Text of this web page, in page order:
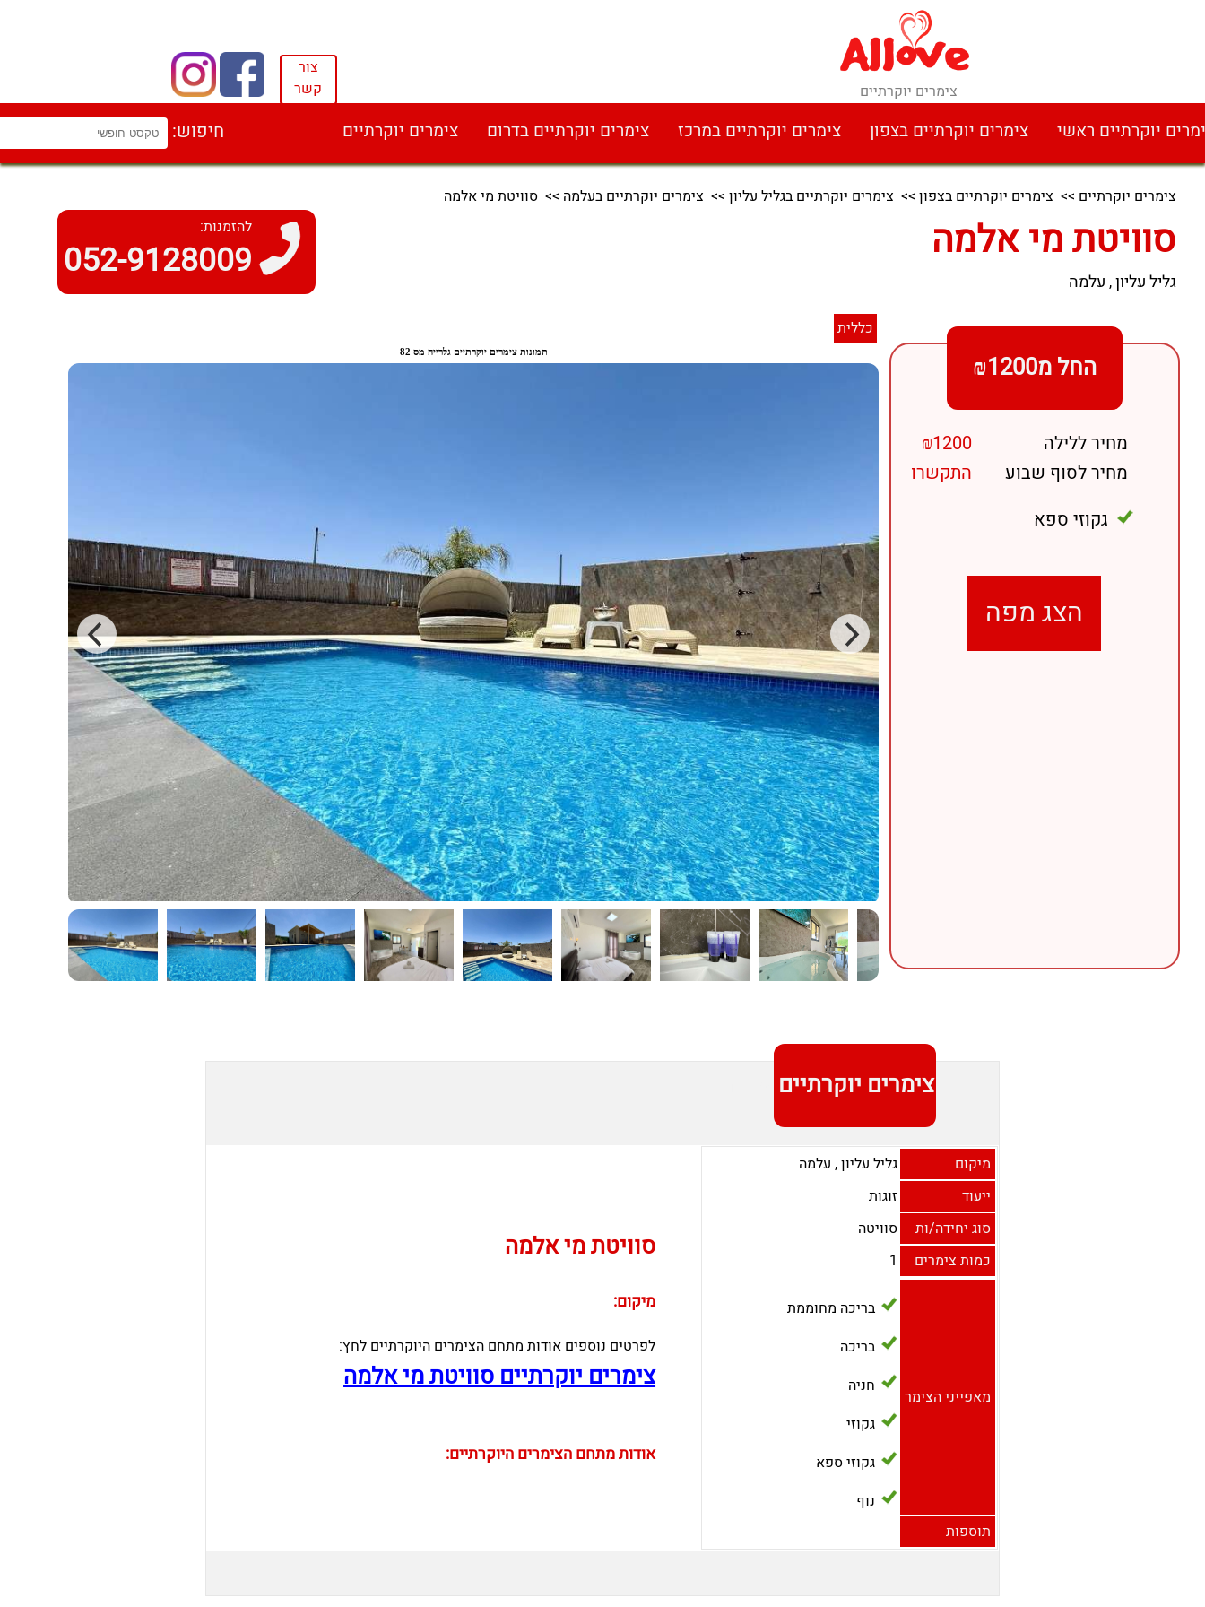
צימרים יוקרתיים
צור
קשר
יוקרתיים ראשי צימרים יוקרתיים בצפון צימרים יוקרתיים במרכז צימרים יוקרתיים בדרום צימרים יוקרתיים חיפוש:
צימרים יוקרתיים >> צימרים יוקרתיים בצפון >> צימרים יוקרתיים בגליל עליון >> צימרים יוקרתיים בעלמה >> סוויטת מי אלמה
סוויטת מי אלמה
גליל עליון, עלמה
להזמנות:
052-9128009
החל מ₪1200
מחיר ללילה
₪1200
מחיר לסוף שבוע
התקשרו
גקוזי ספא
הצג מפה
כללית
צימרים יוקרתיים אודות
מיקום גליל עליון, עלמה
ייעוד
זוגות
סוג יחידה/ות
סוויטה
כמות צימרים
1
מאפייני הצימר
בריכה מחוממת
בריכה
חניה
גקוזי
גקוזי ספא
נוף
תוספות
סוויטת מי אלמה
מיקום:
לפרטים נוספים אודות מתחם הצימרים היוקרתיים לחץ:
צימרים יוקרתיים סוויטת מי אלמה
אודות מתחם הצימרים היוקרתיים: